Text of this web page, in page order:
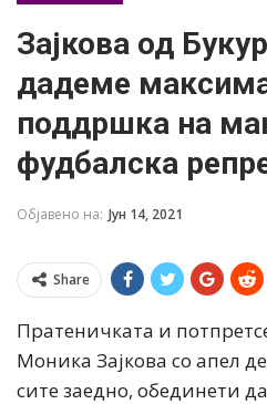
Зајкова од
дадеме
поддршка на
фудбалска
Објавено на: Јун 14, 2021
Share
Пратеничката и
Моника Зајкова со апел
сите заедно, обединети